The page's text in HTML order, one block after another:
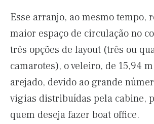
Esse arranjo, ao mesmo tempo,
maior espaço de circulação no
três opções de layout (três ou
camarotes), o veleiro, de 15,94
arejado, devido ao grande
vigias distribuídas pela cabine,
quem deseja fazer boat office.